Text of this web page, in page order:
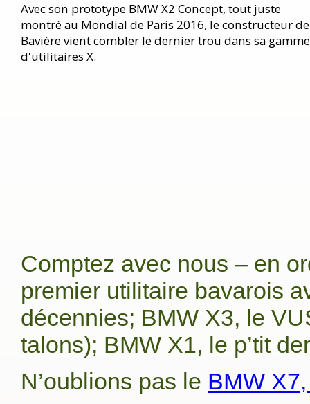
Avec son prototype BMW X2 Concept, tout juste
montré au Mondial de Paris 2016, le constructeur de
Bavière vient combler le dernier trou dans sa gamme
d'utilitaires X.
Comptez avec nous – en
premier utilitaire bavarois
décennies; BMW X3, le
talons); BMW X1, le p’tit
N’oublions pas le BMW